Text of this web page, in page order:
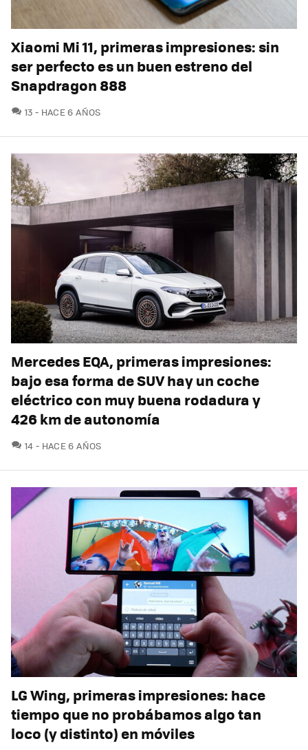
Xiaomi Mi 11, primeras impresiones: sin
ser perfecto es un buen estreno del
Snapdragon 888
13 COMENTARIOS
HACE 6 AÑOS
Mercedes EQA, primeras impresiones:
bajo esa forma de SUV hay un coche
eléctrico con muy buena rodadura y
426 km de autonomía
14 COMENTARIOS
HACE 6 AÑOS
LG Wing, primeras impresiones: hace
tiempo que no probábamos algo tan
loco (y distinto) en móviles